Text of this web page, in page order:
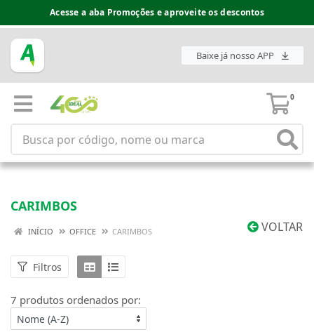
Acesse a aba Promoções e aproveite os descontos
Baixe já nosso APP
0
CARIMBOS
VOLTAR
INÍCIO OFFICE CARIMBOS
Filtros
7 produtos ordenados por: